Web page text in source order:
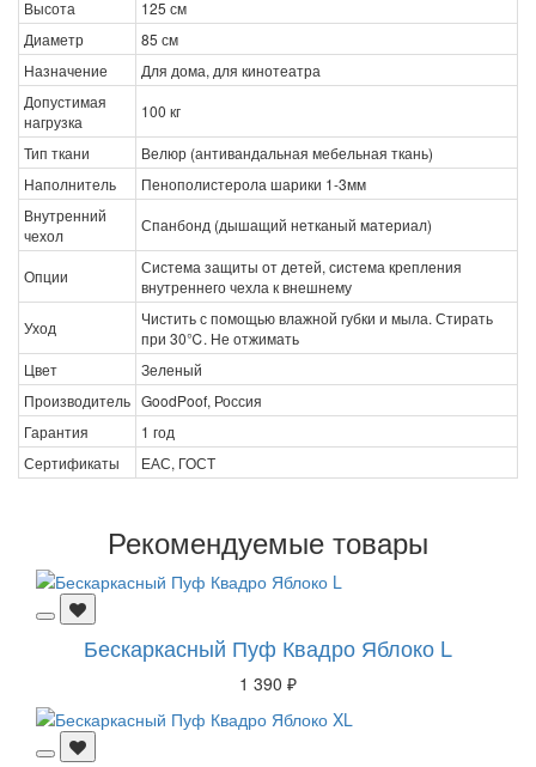
Высота
125 см
Диаметр
85 см
Назначение
Для дома, для кинотеатра
Допустимая
нагрузка
100 кг
Тип ткани
Велюр (антивандальная мебельная ткань)
Наполнитель
Пенополистерола шарики 1-3мм
Внутренний
чехол
Спанбонд (дышащий нетканый материал)
Опции
Система защиты от детей, система крепления
внутреннего чехла к внешнему
Уход
Чистить с помощью влажной губки и мыла. Стирать
при 30℃. Не отжимать
Цвет
Зеленый
Производитель GoodPoof, Россия
Гарантия
1 год
Сертификаты
ЕАС, ГОСТ
Рекомендуемые товары
Бескаркасный Пуф Квадро Яблоко L
1 390 ₽